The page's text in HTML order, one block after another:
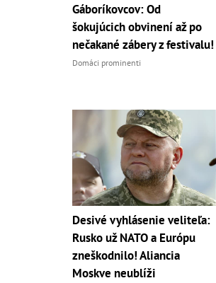
Gáboríkovcov: Od
šokujúcich obvinení až po
nečakané zábery z festivalu!
Domáci prominenti
Desivé vyhlásenie veliteľa:
Rusko už NATO a Európu
zneškodnilo! Aliancia
Moskve neublíži